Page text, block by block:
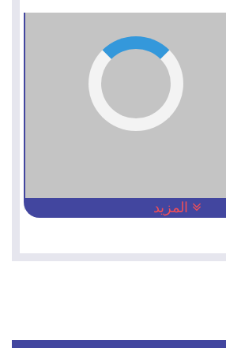
المزيد